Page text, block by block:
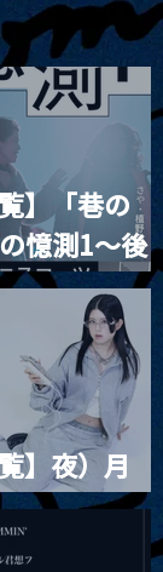
覧】百
「ロ
〜 満月
会 〜」
】「巷の
憶測1～後
ィック
ニスコー
】夜）月
Shock